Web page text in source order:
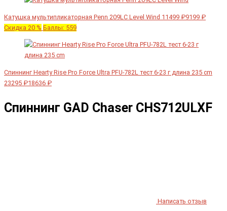
Катушка мультипликаторная Penn 209LC Level Wind 11499 ₽9199 ₽
Скидка 20 % Баллы: 559
Спиннинг Hearty Rise Pro Force Ultra PFU-782L тест 6-23 г длина 235 cm
23295 ₽18636 ₽
Спиннинг GAD Chaser CHS712ULXF
Написать отзыв